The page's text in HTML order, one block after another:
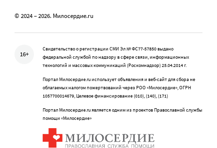
© 2024 – 2026. Милосердие.ru
16+
Свидетельство о регистрации СМИ Эл № ФС77-57850 выдано
федеральной службой по надзору в сфере связи, информационных
технологий и массовых коммуникаций (Роскомнадзор) 25.04.2014 г.
Портал Милосердие.ru использует объявления и веб-сайт для сбора не
облагаемых налогом пожертвований через РОО «Милосердие», ОГРН
1057700014679, Целевое финансирование (010), (140), (171)
Портал Милосердие.ru является одним из проектов Православной службы
помощи «Милосердие»